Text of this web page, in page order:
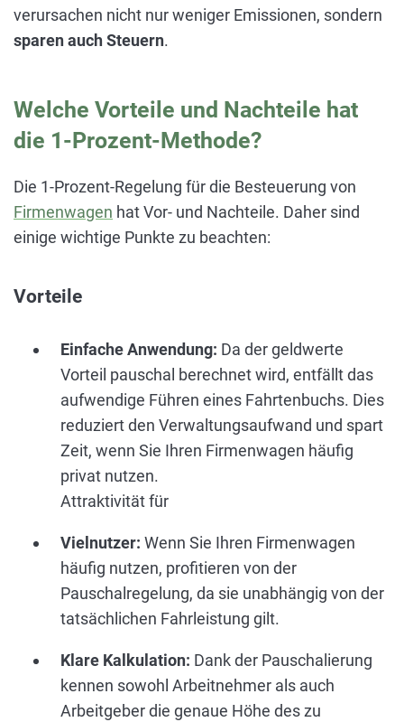
verursachen nicht nur weniger Emissionen, sondern
sparen auch Steuern.
Welche Vorteile und Nachteile hat
die 1-Prozent-Methode?
Die 1-Prozent-Regelung für die Besteuerung von
Firmenwagen hat Vor- und Nachteile. Daher sind
einige wichtige Punkte zu beachten:
Vorteile
Einfache Anwendung: Da der geldwerte
Vorteil pauschal berechnet wird, entfällt das
aufwendige Führen eines Fahrtenbuchs. Dies
reduziert den Verwaltungsaufwand und spart
Zeit, wenn Sie Ihren Firmenwagen häufig
privat nutzen.
Attraktivität für
Vielnutzer: Wenn Sie Ihren Firmenwagen
häufig nutzen, profitieren von der
Pauschalregelung, da sie unabhängig von der
tatsächlichen Fahrleistung gilt.
Klare Kalkulation: Dank der Pauschalierung
kennen sowohl Arbeitnehmer als auch
Arbeitgeber die genaue Höhe des zu